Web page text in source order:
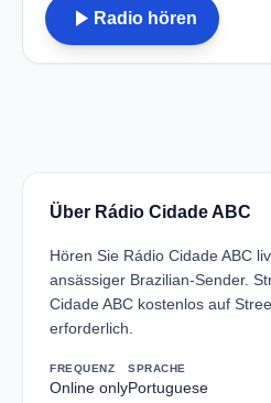
play_arrow Radio hören
Über Rádio Cidade ABC
Hören Sie Rádio Cidade ABC
ansässiger Brazilian-Sender.
Cidade ABC kostenlos auf
erforderlich.
FREQUENZ
Online only
SPRACHE
Portuguese